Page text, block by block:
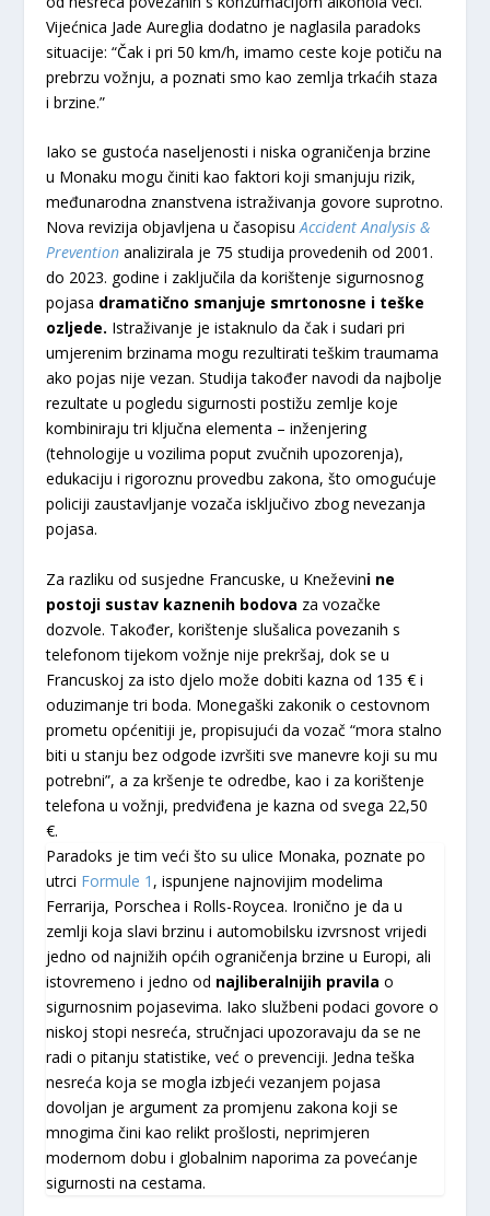
Vijećnica Jade Aureglia dodatno je naglasila paradoks
situacije: “Čak i pri 50 km/h, imamo ceste koje potiču na
prebrzu vožnju, a poznati smo kao zemlja trkaćih staza
i brzine.”
Iako se gustoća naseljenosti i niska ograničenja brzine
u Monaku mogu činiti kao faktori koji smanjuju rizik,
međunarodna znanstvena istraživanja govore suprotno.
Nova revizija objavljena u časopisuAccident Analysis &
Prevention analizirala je 75 studija provedenih od 2001.
do 2023. godine i zaključila da korištenje sigurnosnog
pojasa dramatično smanjuje smrtonosne i teške
ozljede. Istraživanje je istaknulo da čak i sudari pri
umjerenim brzinama mogu rezultirati teškim traumama
ako pojas nije vezan. Studija također navodi da najbolje
rezultate u pogledu sigurnosti postižu zemlje koje
kombiniraju tri ključna elementa – inženjering
(tehnologije u vozilima poput zvučnih upozorenja),
edukaciju i rigoroznu provedbu zakona, što omogućuje
policiji zaustavljanje vozača isključivo zbog nevezanja
pojasa.
Za razliku od susjedne Francuske, u Kneževini ne
postoji sustav kaznenih bodova za vozačke
dozvole. Također, korištenje slušalica povezanih s
telefonom tijekom vožnje nije prekršaj, dok se u
Francuskoj za isto djelo može dobiti kazna od 135 € i
oduzimanje tri boda. Monegaški zakonik o cestovnom
prometu općenitiji je, propisujući da vozač “mora stalno
biti u stanju bez odgode izvršiti sve manevre koji su mu
potrebni”, a za kršenje te odredbe, kao i za korištenje
telefona u vožnji, predviđena je kazna od svega 22,50
€.
Paradoks je tim veći što su ulice Monaka, poznate po
utrci Formule 1 , ispunjene najnovijim modelima
Ferrarija, Porschea i Rolls-Roycea. Ironično je da u
zemlji koja slavi brzinu i automobilsku izvrsnost vrijedi
jedno od najnižih općih ograničenja brzine u Europi, ali
istovremeno i jedno od najliberalnijih pravilao
sigurnosnim pojasevima. Iako službeni podaci govore o
niskoj stopi nesreća, stručnjaci upozoravaju da se ne
radi o pitanju statistike, već o prevenciji. Jedna teška
nesreća koja se mogla izbjeći vezanjem pojasa
dovoljan je argument za promjenu zakona koji se
mnogima čini kao relikt prošlosti, neprimjeren
modernom dobu i globalnim naporima za povećanje
sigurnosti na cestama.